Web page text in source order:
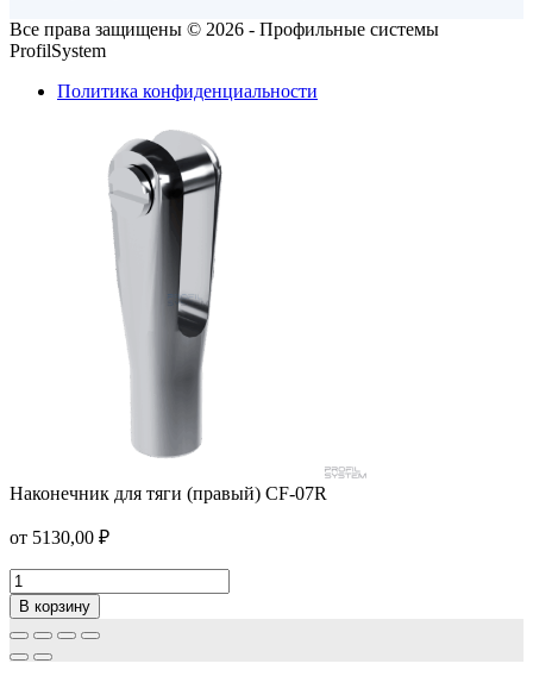
Верхняя маятниковая петля T-89A
от 88,00₽ В корзину
Все права защищены © 2026 - Профильные системы
ProfilSystem
Политика конфиденциальности
Наконечник для тяги (правый) CF-07R
от 5130,00 ₽
Наконечник
для
тяги
(правый)
CF-
В корзину